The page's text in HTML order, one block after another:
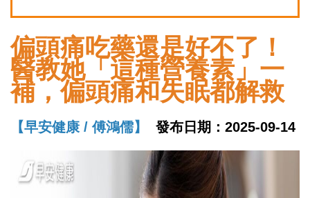
偏頭痛吃藥還是好不了！
醫教她「這種營養素」一
補，偏頭痛和失眠都解救
【早安健康 / 傅鴻儒】 發布日期： 2025-09-14